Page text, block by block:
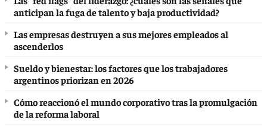
anticipan la fuga de talento y baja productividad?
Las empresas destruyen a sus mejores empleados al
ascenderlos
Sueldo y bienestar: los factores que los trabajadores
argentinos priorizan en 2026
Cómo reaccionó el mundo corporativo tras la promulgación
de la reforma laboral